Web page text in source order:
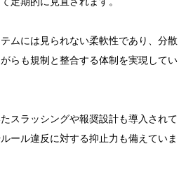
ムには見られない柔軟性であり、分散
らも規制と整合する体制を実現してい
スラッシングや報奨設計も導入されて
ール違反に対する抑止力も備えていま